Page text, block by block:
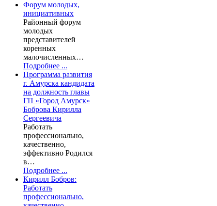
Форум молодых,
инициативных
Районный форум
молодых
представителей
коренных
малочисленных…
Подробнее ...
Программа развития
г. Амурска кандидата
на должность главы
ГП «Город Амурск»
Боброва Кирилла
Сергеевича
Работать
профессионально,
качественно,
эффективно Родился
в…
Подробнее ...
Кирилл Бобров:
Работать
профессионально,